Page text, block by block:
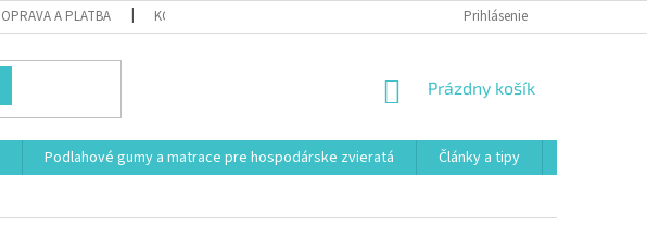
A PLATBA KONTAKT VŠEOBECNÉ OBCHODNÉ PODMIENKY POSTUP
Prihlásenie
NÁKUPNÝ
Prázdny košík
Podlahové gumy a matrace pre hospodárske zvieratá Články a tipy